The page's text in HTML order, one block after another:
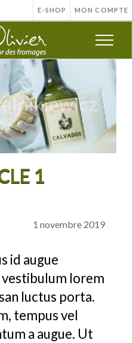
E-SHOP MON COMPTE
1
1 novembre 2019
id augue
lorem
luctus porta.
tempus vel
a augue. Ut